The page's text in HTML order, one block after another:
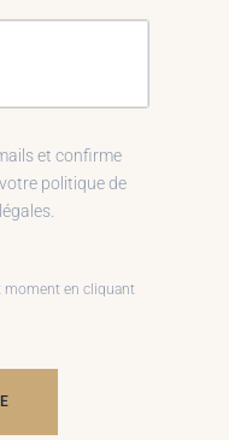
et confirme
politique de
moment en cliquant